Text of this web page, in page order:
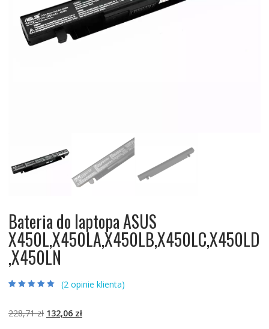
Bateria do laptopa ASUS
X450L,X450LA,X450LB,X450LC,X450LD
,X450LN
podstawie
klientów
(2opinie klienta)
228,71zł Pierwotna
132,06 złAktualna